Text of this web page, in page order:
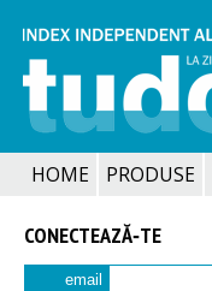
HOME PRODUSE
CONECTEAZĂ‑TE
email